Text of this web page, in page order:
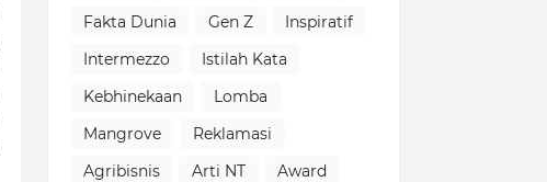
Fakta Dunia
Gen Z
Inspiratif
Intermezzo
Istilah Kata
Kebhinekaan
Lomba
Mangrove
Reklamasi
Agribisnis
Arti NT
Award